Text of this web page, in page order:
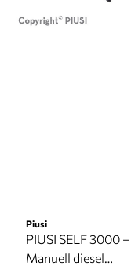
Piusi
PIUSI SELF 3000 –
Manuell diesel